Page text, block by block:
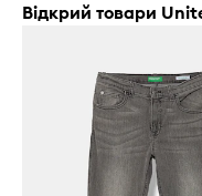
Відкрий товари